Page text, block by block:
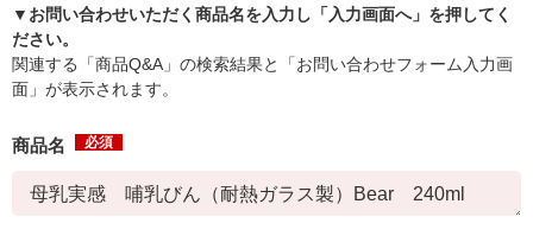
▼お問い合わせいただく商品名を入力し「入力画面へ」を押してく
ださい。
関連する「商品Q&A」の検索結果と「お問い合わせフォーム入力画
面」が表示されます。
商品名 必須